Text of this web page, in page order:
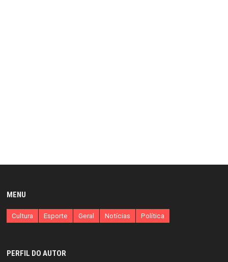
MENU
Cultura Esporte Geral Notícias Política
PERFIL DO AUTOR